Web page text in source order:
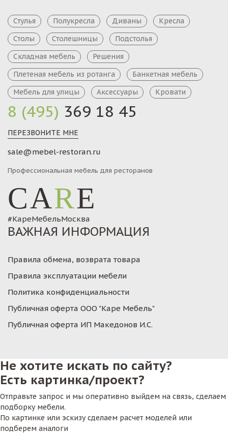
8 (495) 369 18 45
ПЕРЕЗВОНИТЕ МНЕ
sale@mebel-restoran.ru
Профессиональная мебель для ресторанов
CARE
#КареМебельМосква
Стулья Полукресла Диваны
Кресла
Столы
Столешницы
Подстолья
Складная мебель
Решения
Плетеная мебель из ротанга
Банкетная мебель
Мебель для улицы
Аксессуары Кровати
ВАЖНАЯ ИНФОРМАЦИЯ
Правила обмена, возврата товара
Правила эксплуатации мебели
Политика конфиденциальности
Публичная оферта ООО "Каре Мебель"
Публичная оферта ИП Македонов И.С.
Не хотите искать по сайту?
Есть картинка/проект?
Отправьте запрос и мы оперативно выйдем на связь, сделаем
подборку мебели.
По картинке или эскизу сделаем расчет моделей или
подберем аналоги